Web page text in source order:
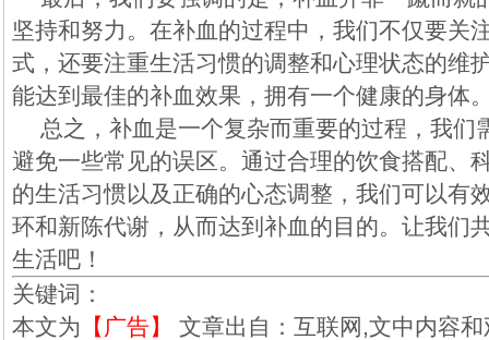
坚持和努力。在补血的过程中，我们不仅要关
式，还要注重生活习惯的调整和心理状态的维
能达到最佳的补血效果，拥有一个健康的身体
总之，补血是一个复杂而重要的过程，我们
避免一些常见的误区。通过合理的饮食搭配、
的生活习惯以及正确的心态调整，我们可以有
环和新陈代谢，从而达到补血的目的。让我们
生活吧！
关键词：
本文为 【广告】
文章出自：互联网,文中内容